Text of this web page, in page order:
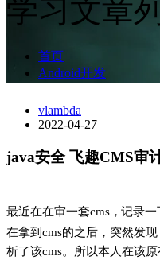
学习文章
首页
Android开发
vlambda
2022-04-27
java安全 飞趣CMS审
java安全
最近在在审一套cms ， 记录一
在拿到cms的之后 ， 突然发现
析了该cms。
所以本人在该